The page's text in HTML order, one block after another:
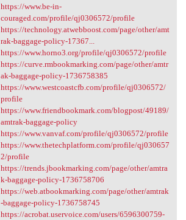
https://www.be-in-
couraged.com/profile/qj0306572/profile
https://technology.atwebboost.com/page/other/amt
rak-baggage-policy-17367...
https://www.horno3.org/profile/qj0306572/profile
https://curve.rmbookmarking.com/page/other/amtr
ak-baggage-policy-1736758385
https://www.westcoastcfb.com/profile/qj0306572/
profile
https://www.friendbookmark.com/blogpost/49189/
amtrak-baggage-policy
https://www.vanvaf.com/profile/qj0306572/profile
https://www.thetechplatform.com/profile/qj030657
2/profile
https://trends.jbookmarking.com/page/other/amtra
k-baggage-policy-1736758706
https://web.atbookmarking.com/page/other/amtrak
-baggage-policy-1736758745
https://acrobat.uservoice.com/users/6596300759-